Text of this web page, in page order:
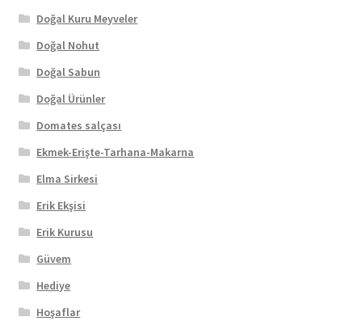
Doğal Kuru Meyveler
Doğal Nohut
Doğal Sabun
Doğal Ürünler
Domates salçası
Ekmek-Erişte-Tarhana-Makarna
Elma Sirkesi
Erik Ekşisi
Erik Kurusu
Güvem
Hediye
Hoşaflar